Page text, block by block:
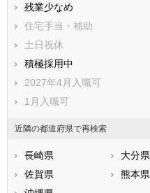
築上郡上毛町
残業少なめ
住宅手当・補助
土日祝休
積極採用中
2027年4月入職可
1月入職可
近隣の都道府県で再検索
長崎県 大分県
佐賀県
熊本県